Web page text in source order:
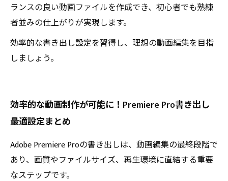
ランスの良い動画ファイルを作成でき、初心者でも熟練
者並みの仕上がりが実現します。
効率的な書き出し設定を習得し、理想の動画編集を目指
しましょう。
効率的な動画制作が可能に！Premiere Pro書き出し
最適設定まとめ
Adobe Premiere Proの書き出しは、動画編集の最終段階で
あり、画質やファイルサイズ、再生環境に直結する重要
なステップです。